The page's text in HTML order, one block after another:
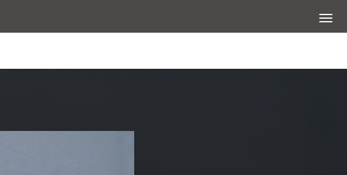
展開選